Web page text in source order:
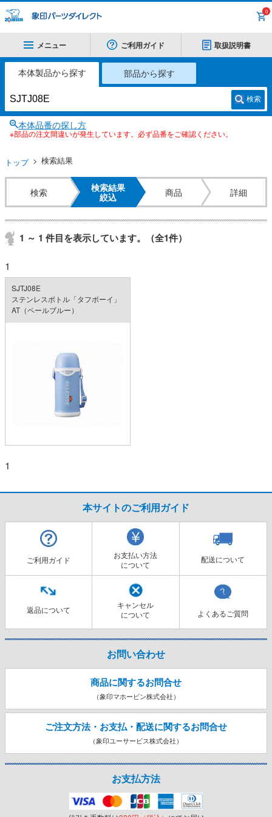
0
メニュー ご利用ガイド 取扱説明書
本体製品から探す 部品から探す
検索
本体品番の探し方
※部品の注文間違いが発生しています。必ず品番をご確認ください。
トップ 検索結果
検索
検索結果
絞込
商品 詳細
1 ～ 1 件目を表示しています。（全1件）
1
SJTJ08E
ステンレスボトル「タフボーイ」
AT（ペールブルー）
1
本サイトのご利用ガイド
ご利用ガイド
お支払い方法
について
配送について
返品について
キャンセル
について
よくあるご質問
お問い合わせ
商品に関するお問合せ
（象印マホービン株式会社）
ご注文方法・お支払・配送に関するお問合せ
（象印ユーサービス株式会社）
お支払方法